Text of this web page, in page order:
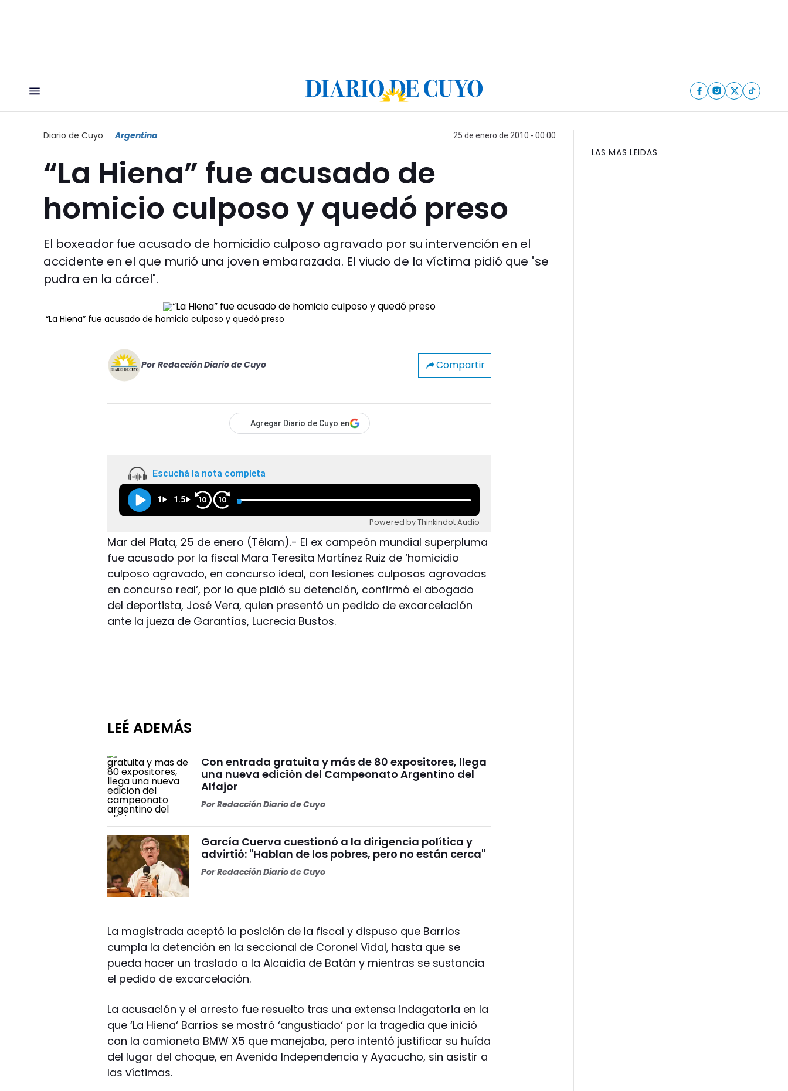
Diario de Cuyo Argentina 25 de enero de 2010 - 00:00
“La Hiena” fue acusado de
homicio culposo y quedó preso
El boxeador fue acusado de homicidio culposo agravado por su intervención en el
accidente en el que murió una joven embarazada. El viudo de la víctima pidió que "se
pudra en la cárcel".
“La Hiena” fue acusado de homicio culposo y quedó preso
Por Redacción Diario de Cuyo Compartir
Agregar Diario de Cuyo en
Escuchá la nota completa
1 1.5 10 10
Powered by Thinkindot Audio
Mar del Plata, 25 de enero (Télam).- El ex campeón mundial superpluma
fue acusado por la fiscal Mara Teresita Martínez Ruiz de ‘homicidio
culposo agravado, en concurso ideal, con lesiones culposas agravadas
en concurso real‘, por lo que pidió su detención, confirmó el abogado
del deportista, José Vera, quien presentó un pedido de excarcelación
ante la jueza de Garantías, Lucrecia Bustos.
LEÉ ADEMÁS
Con entrada gratuita y más de 80 expositores, llega
una nueva edición del Campeonato Argentino del
Alfajor
PorRedacción Diario de Cuyo
García Cuerva cuestionó a la dirigencia política y
advirtió: "Hablan de los pobres, pero no están cerca"
PorRedacción Diario de Cuyo
La magistrada aceptó la posición de la fiscal y dispuso que Barrios
cumpla la detención en la seccional de Coronel Vidal, hasta que se
pueda hacer un traslado a la Alcaidía de Batán y mientras se sustancia
el pedido de excarcelación.
La acusación y el arresto fue resuelto tras una extensa indagatoria en la
que ‘La Hiena‘ Barrios se mostró ‘angustiado‘ por la tragedia que inició
con la camioneta BMW X5 que manejaba, pero intentó justificar su huída
del lugar del choque, en Avenida Independencia y Ayacucho, sin asistir a
las víctimas.
LAS MAS LEIDAS